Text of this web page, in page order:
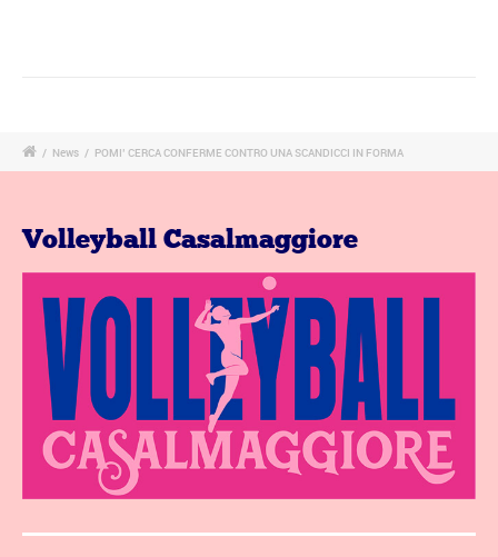
/ News / POMI’ CERCA CONFERME CONTRO UNA SCANDICCI IN FORMA
Volleyball Casalmaggiore